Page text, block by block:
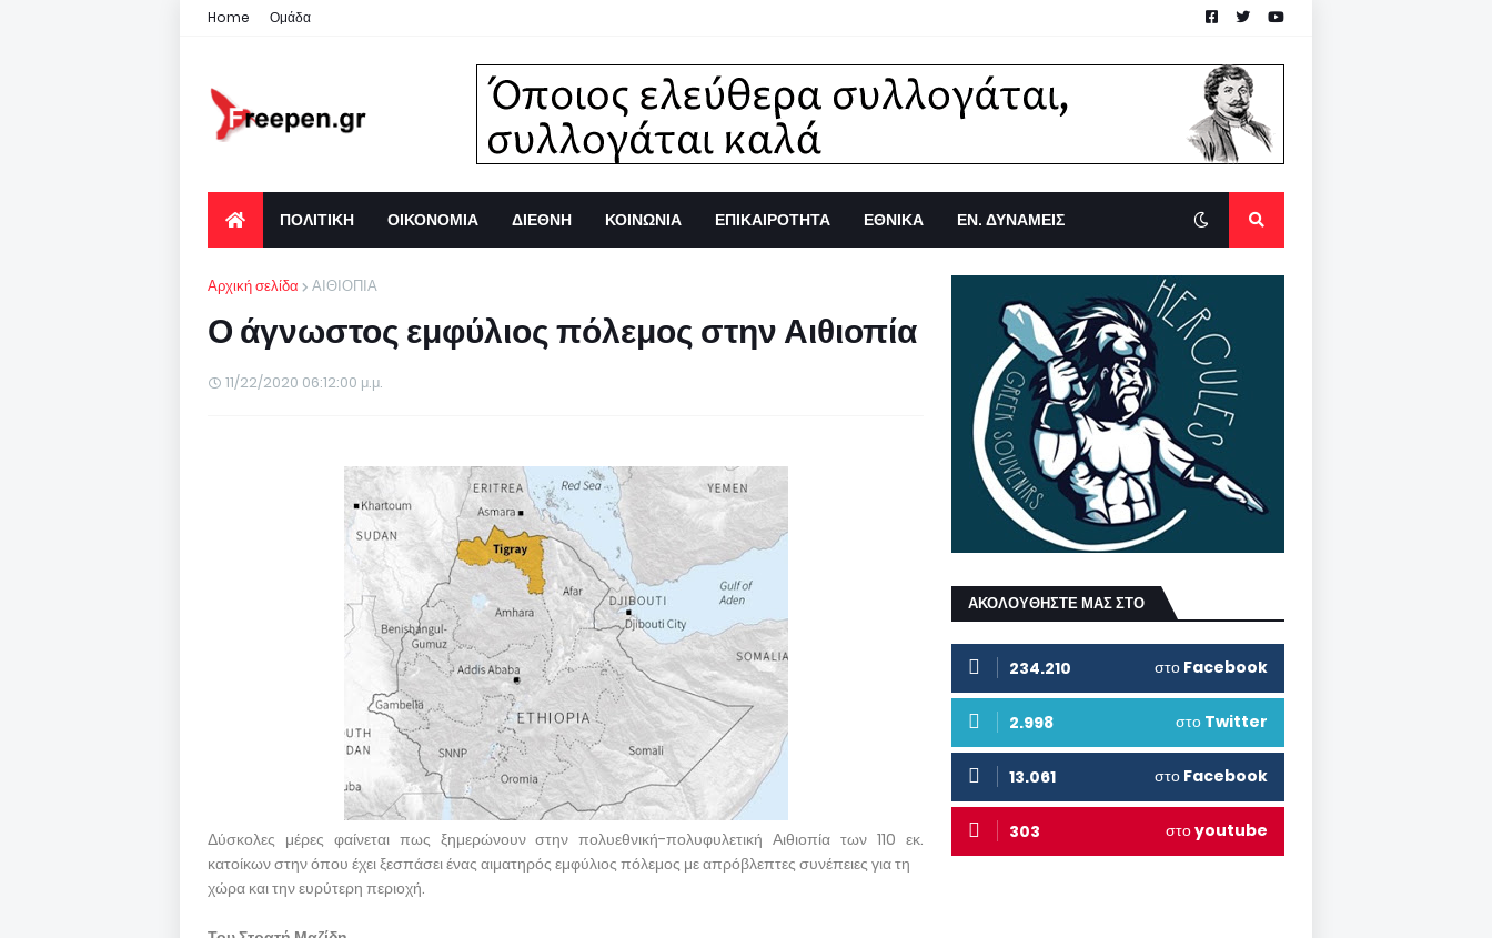
Home Ομάδα
ΠΟΛΙΤΙΚΗ ΟΙΚΟΝΟΜΙΑ ΔΙΕΘΝΗ ΚΟΙΝΩΝΙΑ ΕΠΙΚΑΙΡΟΤΗΤΑ ΕΘΝΙΚΑ ΕΝ. ΔΥΝΑΜΕΙΣ
Αρχική σελίδα ΑΙΘΙΟΠΙΑ
Ο άγνωστος εμφύλιος πόλεμος στην Αιθιοπία
11/22/2020 06:12:00 μ.μ.
Δύσκολες μέρες φαίνεται πως ξημερώνουν στην πολυεθνική-πολυφυλετική Αιθιοπία των 110 εκ.
κατοίκων στην όπου έχει ξεσπάσει ένας αιματηρός εμφύλιος πόλεμος με απρόβλεπτες συνέπειες για τη
χώρα και την ευρύτερη περιοχή.
ΑΚΟΛΟΥΘΗΣΤΕ ΜΑΣ ΣΤΟ
234.210 στο Facebook
2.998 στο Twitter
13.061 στο Facebook
303 στοyoutube